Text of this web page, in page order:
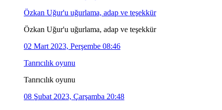
Özkan Uğur'u uğurlama, adap ve teşekkür
Özkan Uğur'u uğurlama, adap ve teşekkür
02 Mart 2023, Perşembe 08:46
Tanrıcılık oyunu
Tanrıcılık oyunu
08 Şubat 2023, Çarşamba 20:48